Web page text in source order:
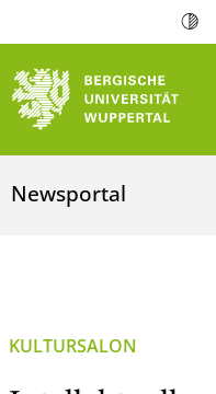
Newsportal
KULTURSALON